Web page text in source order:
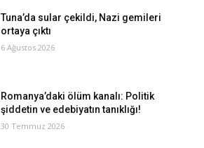
Tuna’da sular çekildi, Nazi gemileri
ortaya çıktı
6 Ağustos 2026
Romanya’daki ölüm kanalı: Politik
şiddetin ve edebiyatın tanıklığı!
30 Temmuz 2026